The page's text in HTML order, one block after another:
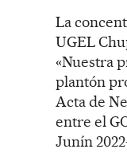
La
UGEL
«Nuestra
plantón
Acta de
entre el
Junín